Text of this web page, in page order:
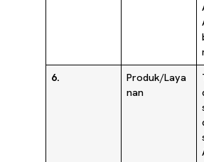
6.
Produk/Laya
nan